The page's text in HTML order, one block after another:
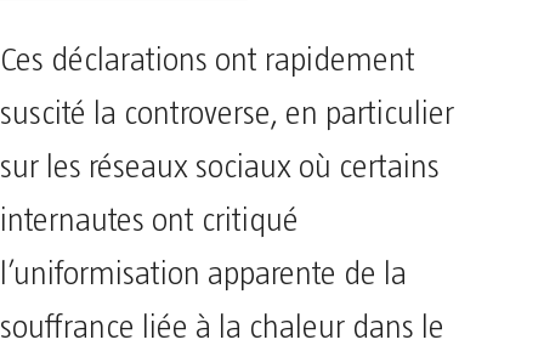
Ces déclarations ont rapidement
suscité la controverse, en particulier
sur les réseaux sociaux où certains
internautes ont critiqué
l’uniformisation apparente de la
souffrance liée à la chaleur dans le